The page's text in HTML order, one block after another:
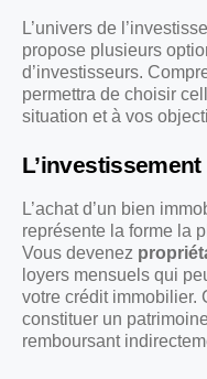
L’univers de
propose plusieurs
d’investisseurs.
permettra de choisir
situation et à vos
L’achat d’un bien
représente la forme la
Vous devenez
loyers mensuels qui
votre crédit immobilier.
constituer un
remboursant